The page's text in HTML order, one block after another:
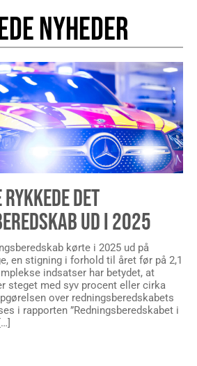
NYHEDER
DET
UD I 2025
kørte i 2025 ud på
en stigning i forhold til året før på 2,1
indsatser har betydet, at
steget med syv procent eller cirka
over redningsberedskabets
i rapporten ”Redningsberedskabet i